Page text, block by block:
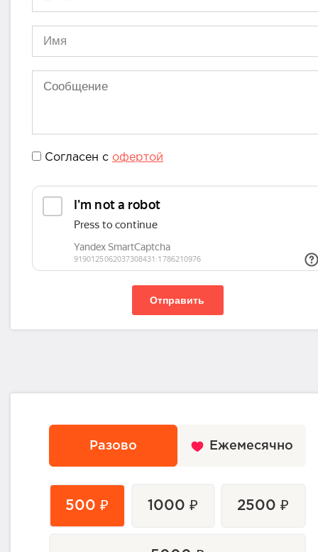
Согласен с офертой
Отправить
Разово Ежемесячно
500 ₽ 1000 ₽ 2500 ₽